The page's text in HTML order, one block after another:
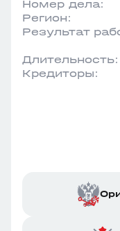
Номер дела:
Регион:
Результат
Длительность:
Кредиторы: